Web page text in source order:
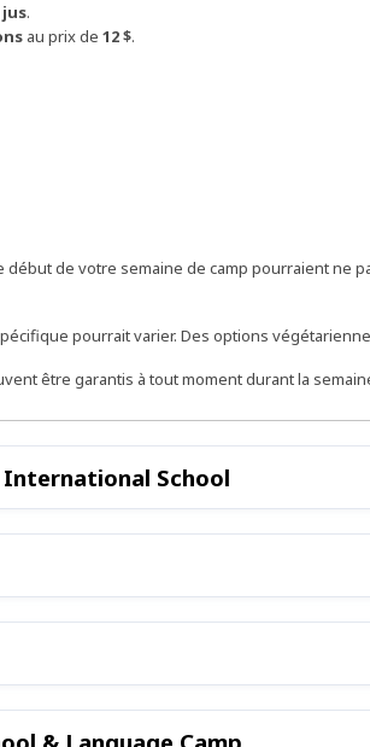
.
au prix de 12 $.
de votre semaine de camp pourraient ne
pourrait varier. Des options
être garantis à tout moment durant la
School